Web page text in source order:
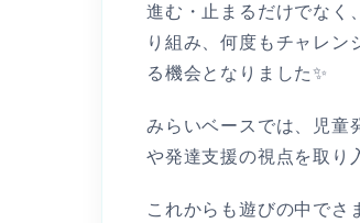
進む・止まるだけでなく
り組み、何度もチャレン
る機会となりました✨
みらいベースでは、児童
や発達支援の視点を取り
これからも遊びの中でさ